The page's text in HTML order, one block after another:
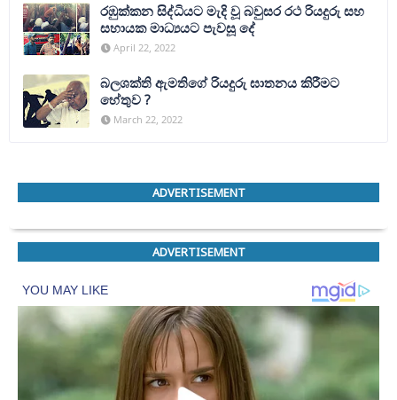
රඹුක්කන සිද්ධියට මැදි වූ බවුසර රථ රියදුරු සහ
සහායක මාධ්‍යයට පැවසූ දේ
April 22, 2022
බලශක්ති ඇමතිගේ රියදුරු ඝාතනය කිරීමට
හේතුව ?
March 22, 2022
ADVERTISEMENT
ADVERTISEMENT